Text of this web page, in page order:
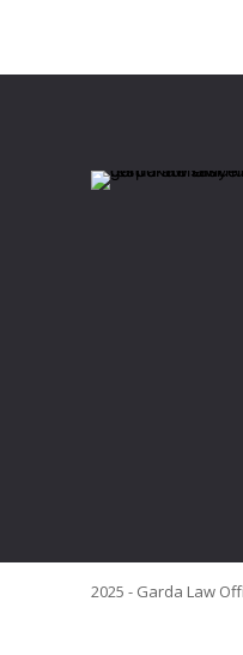
2025 - Garda Law